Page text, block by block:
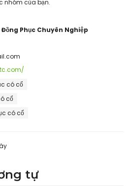
nhóm của bạn.
Phục Chuyên Nghiệp
có cổ
cổ
có cổ
tự